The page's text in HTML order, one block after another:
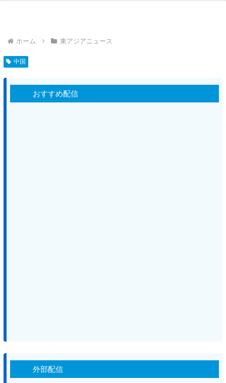
ホーム 東アジアニュース
中国
おすすめ配信
外部配信